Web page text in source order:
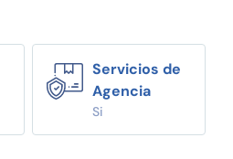
Servicios de
Agencia
Si